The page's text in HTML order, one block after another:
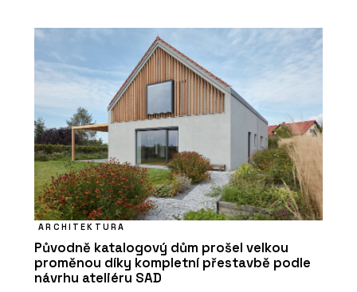
ARCHITEKTURA
Původně katalogový dům prošel velkou
proměnou díky kompletní přestavbě podle
návrhu ateliéru SAD